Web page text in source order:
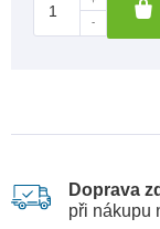
Doprava
při nákupu